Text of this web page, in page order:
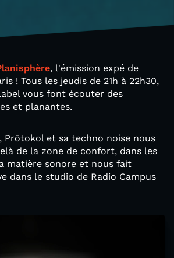
, l'émission expé de
! Tous les jeudis de 21h à 22h30,
vous font écouter des
et planantes.
Prōtokol et sa techno noise nous
de la zone de confort, dans les
matière sonore et nous fait
dans le studio de Radio Campus